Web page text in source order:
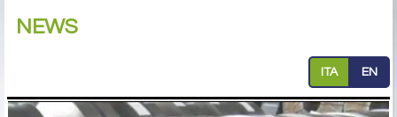
NEWS
ITA EN